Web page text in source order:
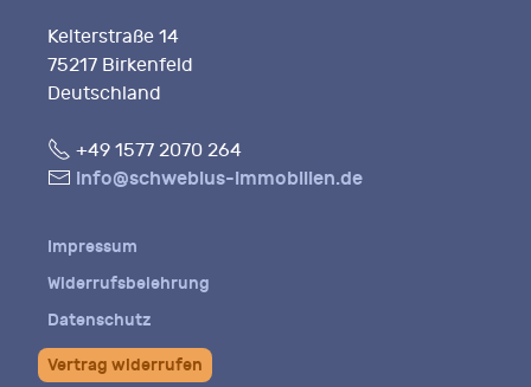
Kelterstraße 14
75217 Birkenfeld
Deutschland
Fon+49 1577 2070 264
E- info@schwebius-immobilien.de
Impressum
Widerrufsbelehrung
Datenschutz
Vertrag widerrufen